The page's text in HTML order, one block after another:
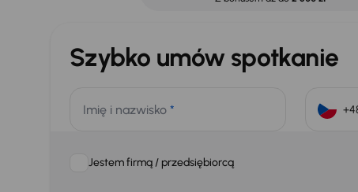
Szybko umów spotkanie
Imię i nazwisko *
Jestem firmą / przedsiębiorcą